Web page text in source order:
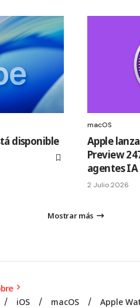
disponible
macOS
Apple
Preview
agentes IA
2 Julio 2026
Mostrar más
iOS macOS Apple